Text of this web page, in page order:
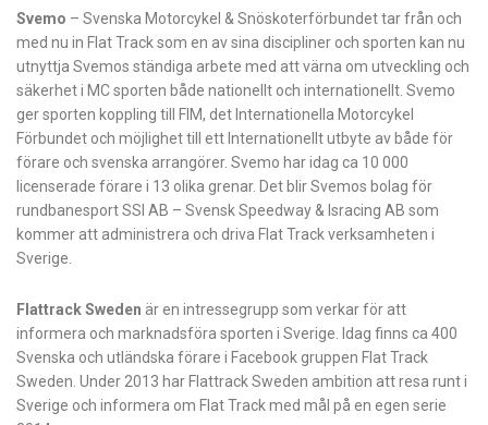
Svemo – Svenska Motorcykel & Snöskoterförbundet tar från och
med nu in Flat Track som en av sina discipliner och sporten kan nu
utnyttja Svemos ständiga arbete med att värna om utveckling och
säkerhet i MC sporten både nationellt och internationellt. Svemo
ger sporten koppling till FIM, det Internationella Motorcykel
Förbundet och möjlighet till ett Internationellt utbyte av både för
förare och svenska arrangörer. Svemo har idag ca 10 000
licenserade förare i 13 olika grenar. Det blir Svemos bolag för
rundbanesport SSI AB – Svensk Speedway & Isracing AB som
kommer att administrera och driva Flat Track verksamheten i
Sverige.
Flattrack Sweden är en intressegrupp som verkar för att
informera och marknadsföra sporten i Sverige. Idag finns ca 400
Svenska och utländska förare i Facebook gruppen Flat Track
Sweden. Under 2013 har Flattrack Sweden ambition att resa runt i
Sverige och informera om Flat Track med mål på en egen serie